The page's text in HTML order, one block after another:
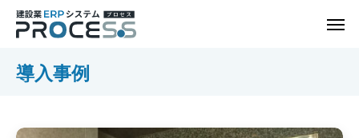
導入事例